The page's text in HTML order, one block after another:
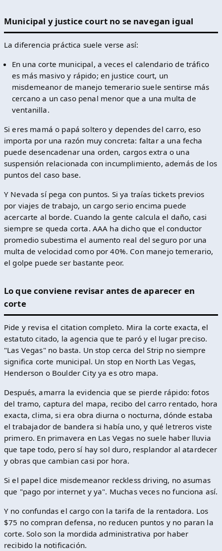
Municipal y justice court no se navegan igual
La diferencia práctica suele verse así:
En una corte municipal, a veces el calendario de tráfico
es más masivo y rápido; en justice court, un
misdemeanor de manejo temerario suele sentirse más
cercano a un caso penal menor que a una multa de
ventanilla.
Si eres mamá o papá soltero y dependes del carro, eso
importa por una razón muy concreta: faltar a una fecha
puede desencadenar una orden, cargos extra o una
suspensión relacionada con incumplimiento, además de los
puntos del caso base.
Y Nevada sí pega con puntos. Si ya traías tickets previos
por viajes de trabajo, un cargo serio encima puede
acercarte al borde. Cuando la gente calcula el daño, casi
siempre se queda corta. AAA ha dicho que el conductor
promedio subestima el aumento real del seguro por una
multa de velocidad como por 40%. Con manejo temerario,
el golpe puede ser bastante peor.
Lo que conviene revisar antes de aparecer en
corte
Pide y revisa el citation completo. Mira la corte exacta, el
estatuto citado, la agencia que te paró y el lugar preciso.
"Las Vegas" no basta. Un stop cerca del Strip no siempre
significa corte municipal. Un stop en North Las Vegas,
Henderson o Boulder City ya es otro mapa.
Después, amarra la evidencia que se pierde rápido: fotos
del tramo, captura del mapa, recibo del carro rentado, hora
exacta, clima, si era obra diurna o nocturna, dónde estaba
el trabajador de bandera si había uno, y qué letreros viste
primero. En primavera en Las Vegas no suele haber lluvia
que tape todo, pero sí hay sol duro, resplandor al atardecer
y obras que cambian casi por hora.
Si el papel dice misdemeanor reckless driving, no asumas
que "pago por internet y ya". Muchas veces no funciona así.
Y no confundas el cargo con la tarifa de la rentadora. Los
$75 no compran defensa, no reducen puntos y no paran la
corte. Solo son la mordida administrativa por haber
recibido la notificación.